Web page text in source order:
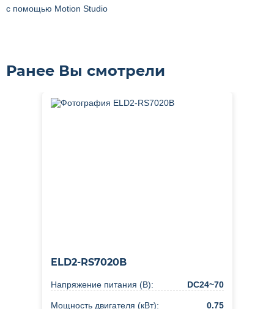
с помощью Motion Studio
Ранее Вы смотрели
ELD2-RS7020B
Напряжение питания (В): DC24~70
Мощность двигателя (кВт): 0.75